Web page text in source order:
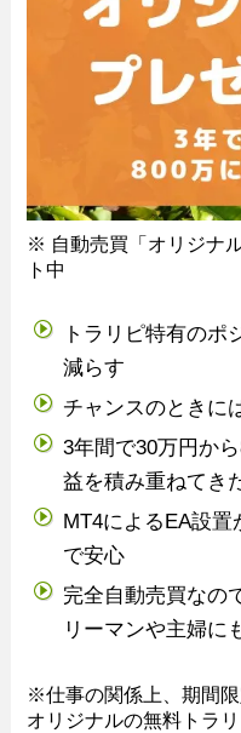
※ 自動売買「オリジナ
ト中
トラリピ特有のポ
減らす
チャンスのときに
3年間で30万円か
益を積み重ねてき
MT4によるEA設
で安心
完全自動売買なの
リーマンや主婦に
※仕事の関係上、期間限
オリジナルの無料トラ